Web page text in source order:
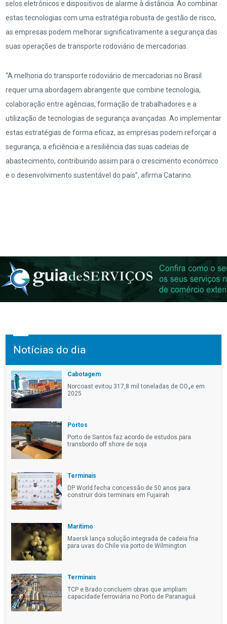
selos eletrônicos e dispositivos de alarme à distância. Ao combinar
estas tecnologias com uma estratégia robusta de gestão de risco,
as empresas podem melhorar significativamente a segurança das
suas operações de transporte rodoviário de mercadorias.
“A melhoria do transporte rodoviário de mercadorias no Brasil
requer uma abordagem abrangente que combine tecnologia,
colaboração entre agências, formação de trabalhadores e a
utilização de tecnologias de segurança avançadas. Ao implementar
estas estratégias de forma eficaz, as empresas podem reforçar a
segurança, a eficiência e a resiliência das suas cadeias de
abastecimento, contribuindo assim para o crescimento económico
e o desenvolvimento sustentável do país”, afirma Catarino.
Notícias do dia
Cabotagem
Norcoast evitou 317,8 mil toneladas de CO₂e em
2025
Portos
Porto de Santos faz acordo de estudos para
transbordo off shore de soja
Terminais
DP World fecha concessão de 50 anos para
construir dois terminais em Fujairah
Marítimo
Maersk lança solução integrada de cadeia fria
para uvas do Chile via porto de Wilmington
Terminais
TCP e Brado concluem obras que ampliam
capacidade ferroviária no Porto de Paranaguá